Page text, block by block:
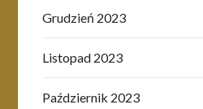
Grudzień 2023
Listopad 2023
Październik 2023